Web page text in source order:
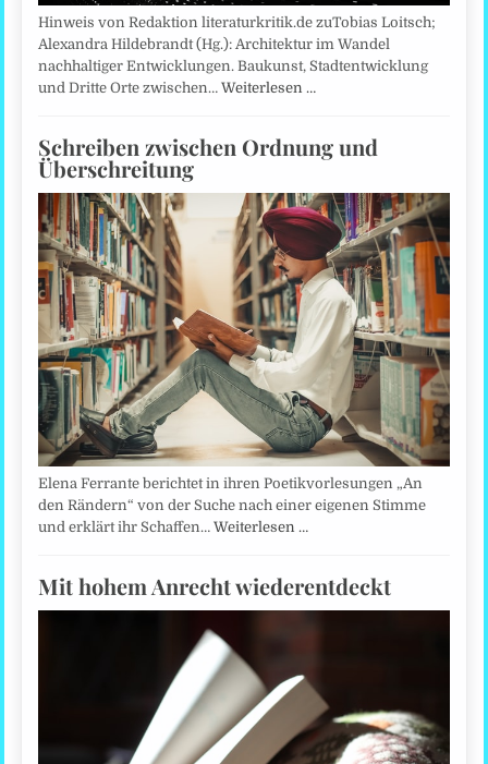
Hinweis von Redaktion literaturkritik.de zuTobias Loitsch;
Alexandra Hildebrandt (Hg.): Architektur im Wandel
nachhaltiger Entwicklungen. Baukunst, Stadtentwicklung
und Dritte Orte zwischen…Weiterlesen …
Schreiben zwischen Ordnung und
Überschreitung
Elena Ferrante berichtet in ihren Poetikvorlesungen „An
den Rändern“ von der Suche nach einer eigenen Stimme
und erklärt ihr Schaffen…Weiterlesen …
Mit hohem Anrecht wiederentdeckt